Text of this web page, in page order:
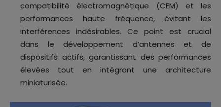
compatibilité électromagnétique (CEM) et les
performances haute fréquence, évitant les
interférences indésirables. Ce point est crucial
dans le développement d’antennes et de
dispositifs actifs, garantissant des performances
élevées tout en intégrant une architecture
miniaturisée.